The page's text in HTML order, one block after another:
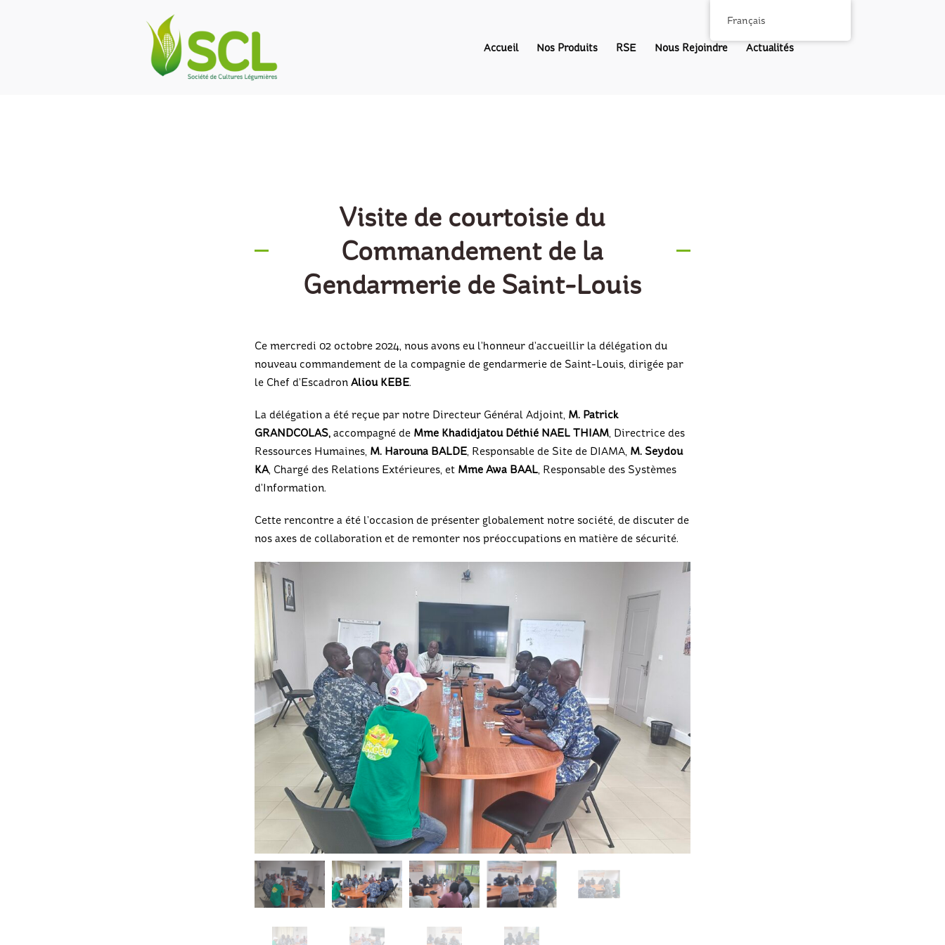
Accueil Nos Produits RSE Nous Rejoindre Actualités
Visite de courtoisie du
Commandement de la
Gendarmerie de Saint-Louis
Ce mercredi 02 octobre 2024, nous avons eu l’honneur d’accueillir la délégation du
nouveau commandement de la compagnie de gendarmerie de Saint-Louis, dirigée par
le Chef d’Escadron Aliou KEBE.
La délégation a été reçue par notre Directeur Général Adjoint, M. Patrick
GRANDCOLAS,accompagné de Mme Khadidjatou Déthié NAEL THIAM, Directrice des
Ressources Humaines, M. Harouna BALDE, Responsable de Site de DIAMA, M. Seydou
KA, Chargé des Relations Extérieures, et Mme Awa BAAL, Responsable des Systèmes
d’Information.
Cette rencontre a été l’occasion de présenter globalement notre société, de discuter de
nos axes de collaboration et de remonter nos préoccupations en matière de sécurité.
Français